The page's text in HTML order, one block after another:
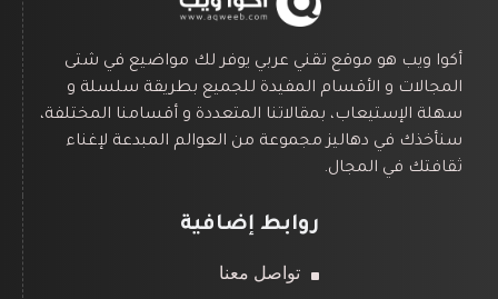
أكوا ويب هو موقع تقني عربي يوفر لك مواضيع في شتى
المجالات و الأقسام المفيدة للجميع بطريقة سلسلة و
سهلة الإستيعاب، بمقالاتنا المتعددة و أقسامنا المختلفة،
سنأخذك في دهاليز مجموعة من العوالم المبدعة لإغناء
ثقافتك في المجال.
روابط إضافية
تواصل معنا